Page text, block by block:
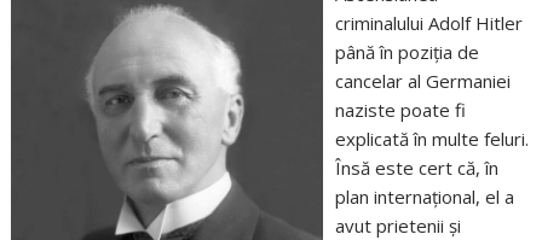
criminalului Adolf Hitler
până în poziția de
cancelar al Germaniei
naziste poate fi
explicată în multe feluri.
Însă este cert că, în
plan internațional, el a
avut prietenii și